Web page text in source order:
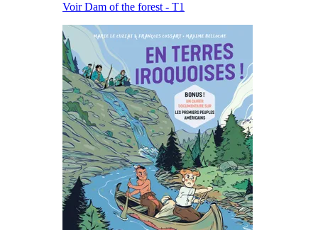
Voir Dam of the forest - T1